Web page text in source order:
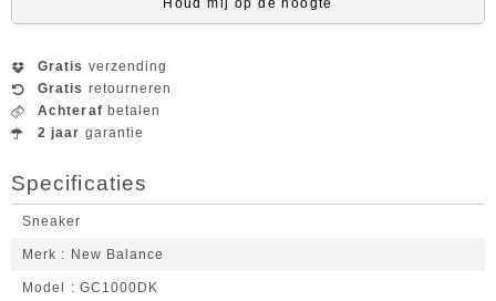
Houd mij op de hoogte
Gratis verzending
Gratis retourneren
Achteraf betalen
2 jaar garantie
Specificaties
Sneaker
Merk New Balance
Model GC1000DK